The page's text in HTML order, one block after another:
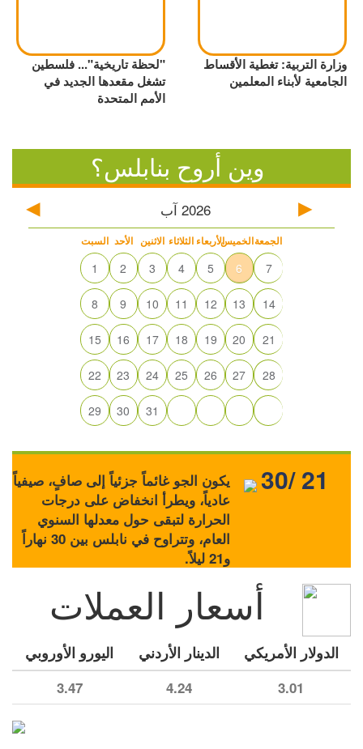
وزارة التربية: تغطية الأقساط
الجامعية لأبناء المعلمين
"لحظة تاريخية"... فلسطين
تشغل مقعدها الجديد في
الأمم المتحدة
وين أروح بنابلس؟
2026 آب
السبت الأحد الاثنين الثلاثاء الأربعاءالخميسالجمعة
1 2 3 4 5 6 7
8 9 10 11 12 13 14
15 16 17 18 19 20 21
22 23 24 25 26 27 28
29 30 31
يكون الجو غائماً جزئياً إلى صافٍ، صيفياً
عادياً، ويطرأ انخفاض على درجات
الحرارة لتبقى حول معدلها السنوي
العام، وتتراوح في نابلس بين 30 نهاراً
و21 ليلاً.
30/ 21
أسعار العملات
الدولار الأمريكي الدينار الأردني اليورو الأوروبي
3.01
4.24
3.47